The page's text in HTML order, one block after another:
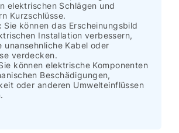
elektrischen Schlägen und
Kurzschlüsse.
Sie können das Erscheinungsbild
Installation verbessern,
unansehnliche Kabel oder
verdecken.
können elektrische Komponenten
Beschädigungen,
oder anderen Umwelteinflüssen